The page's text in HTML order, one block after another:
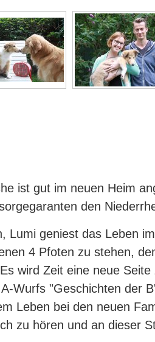
ist gut im neuen Heim
den
Lumi geniest das Leben
4 Pfoten zu stehen,
wird Zeit eine neue
Wurfs "Geschichten der
Leben bei den neuen
zu hören und an dieser